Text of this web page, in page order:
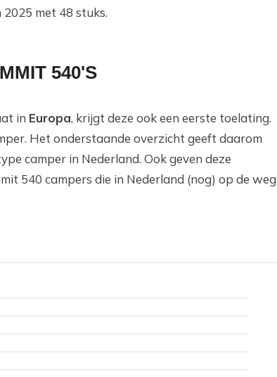
met 48 stuks.
540'S
in Europa, krijgt deze ook een eerste toelating.
Het onderstaande overzicht geeft daarom
camper in Nederland. Ook geven deze
540 campers die in Nederland (nog) op de weg